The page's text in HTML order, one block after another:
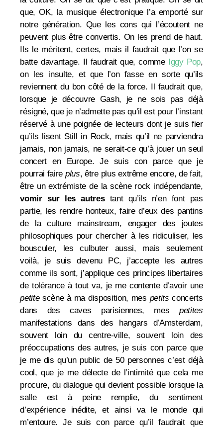
que, OK, la musique électronique l’a emporté sur
notre génération. Que les cons qui l’écoutent ne
peuvent plus être convertis. On les prend de haut.
Ils le méritent, certes, mais il faudrait que l’on se
batte davantage. Il faudrait que, comme Iggy Pop,
on les insulte, et que l’on fasse en sorte qu’ils
reviennent du bon côté de la force. Il faudrait que,
lorsque je découvre Gash, je ne sois pas déjà
résigné, que je n’admette pas qu’il est pour l’instant
réservé à une poignée de lecteurs dont je suis fier
qu’ils lisent Still in Rock, mais qu’il ne parviendra
jamais, non jamais, ne serait-ce qu’à jouer un seul
concert en Europe. Je suis con parce que je
pourrai faire plus, être plus extrême encore, de fait,
être un extrémiste de la scène rock indépendante,
vomir sur les autrestant qu’ils n’en font pas
partie, les rendre honteux, faire d’eux des pantins
de la culture mainstream, engager des joutes
philosophiques pour chercher à les ridiculiser, les
bousculer, les culbuter aussi, mais seulement
voilà, je suis devenu PC, j’accepte les autres
comme ils sont, j’applique ces principes libertaires
de tolérance à tout va, je me contente d’avoir une
petitescène à ma disposition, mes petits concerts
dans des caves parisiennes, mespetites
manifestations dans des hangars d’Amsterdam,
souvent loin du centre-ville, souvent loin des
préoccupations des autres, je suis con parce que
je me dis qu’un public de 50 personnes c’est déjà
cool, que je me délecte de l’intimité que cela me
procure, du dialogue qui devient possible lorsque la
salle est à peine remplie, du sentiment
d’expérience inédite, et ainsi va le monde qui
m’entoure. Je suis con parce qu’il faudrait que